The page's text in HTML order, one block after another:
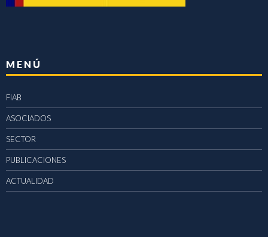
MENÚ
FIAB
ASOCIADOS
SECTOR
PUBLICACIONES
ACTUALIDAD